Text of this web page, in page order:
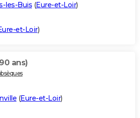
les-Buis (Eure-et-Loir)
et-Loir)
ans)
(Eure-et-Loir)